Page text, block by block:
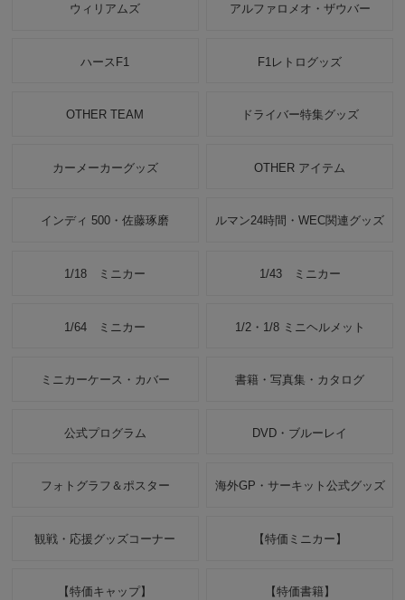
ウィリアムズ アルファロメオ・ザウバー
ハースF1 F1レトログッズ
OTHER TEAM ドライバー特集グッズ
カーメーカーグッズ OTHER アイテム
インディ 500・佐藤琢磨 ルマン24時間・WEC関連グッズ
1/18 ミニカー 1/43 ミニカー
1/64 ミニカー 1/2・1/8 ミニヘルメット
ミニカーケース・カバー 書籍・写真集・カタログ
公式プログラム DVD・ブルーレイ
フォトグラフ＆ポスター 海外GP・サーキット公式グッズ
観戦・応援グッズコーナー 【特価ミニカー】
【特価キャップ】 【特価書籍】